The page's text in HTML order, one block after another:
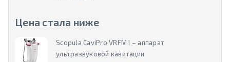
Цена стала ниже
Scopula CaviPro VRFM I – аппарат
ультразвуковой кавитации